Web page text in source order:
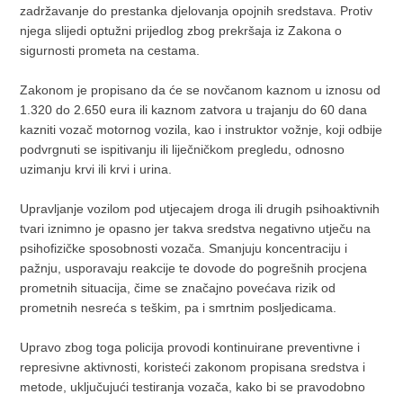
zadržavanje do prestanka djelovanja opojnih sredstava. Protiv
njega slijedi optužni prijedlog zbog prekršaja iz Zakona o
sigurnosti prometa na cestama.
Zakonom je propisano da će se novčanom kaznom u iznosu od
1.320 do 2.650 eura ili kaznom zatvora u trajanju do 60 dana
kazniti vozač motornog vozila, kao i instruktor vožnje, koji odbije
podvrgnuti se ispitivanju ili liječničkom pregledu, odnosno
uzimanju krvi ili krvi i urina.
Upravljanje vozilom pod utjecajem droga ili drugih psihoaktivnih
tvari iznimno je opasno jer takva sredstva negativno utječu na
psihofizičke sposobnosti vozača. Smanjuju koncentraciju i
pažnju, usporavaju reakcije te dovode do pogrešnih procjena
prometnih situacija, čime se značajno povećava rizik od
prometnih nesreća s teškim, pa i smrtnim posljedicama.
Upravo zbog toga policija provodi kontinuirane preventivne i
represivne aktivnosti, koristeći zakonom propisana sredstva i
metode, uključujući testiranja vozača, kako bi se pravodobno